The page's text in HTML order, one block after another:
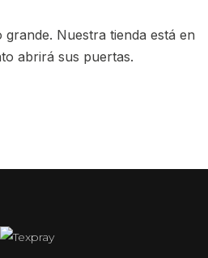
grande. Nuestra tienda está en
abrirá sus puertas.